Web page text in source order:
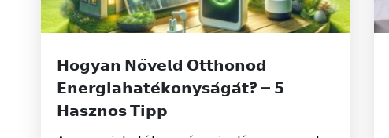
𝗛𝗼𝗴𝘆𝗮𝗻 𝗡𝗼̈𝘃𝗲𝗹𝗱 𝗢𝘁𝘁𝗵𝗼𝗻𝗼𝗱
𝗘𝗻𝗲𝗿𝗴𝗶𝗮𝗵𝗮𝘁𝗲́𝗸𝗼𝗻𝘆𝘀𝗮́𝗴𝗮́𝘁? – 𝟱
𝗛𝗮𝘀𝘇𝗻𝗼𝘀 𝗧𝗶𝗽𝗽